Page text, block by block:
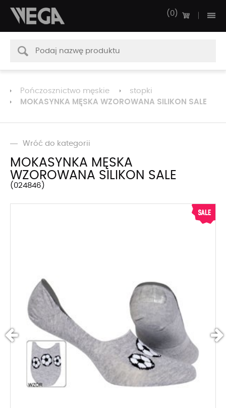
0
Pończosznictwo męskie stopki
MOKASYNKA MĘSKA WZOROWANA SILIKON SALE
Wróć do kategorii
MOKASYNKA MĘSKA
WZOROWANA SILIKON SALE
024846